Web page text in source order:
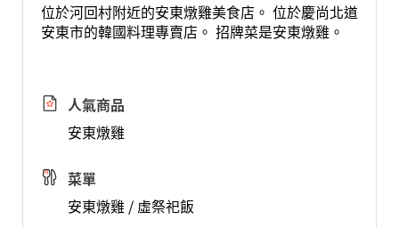
位於河回村附近的安東燉雞美食店。 位於慶尚北道
安東市的韓國料理專賣店。 招牌菜是安東燉雞。
人氣商品
安東燉雞
菜單
安東燉雞 / 虛祭祀飯